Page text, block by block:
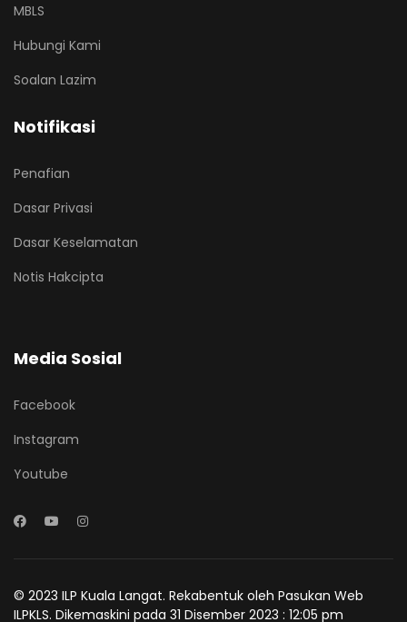
MBLS
Hubungi Kami
Soalan Lazim
Notifikasi
Penafian
Dasar Privasi
Dasar Keselamatan
Notis Hakcipta
Media Sosial
Facebook
Instagram
Youtube
© 2023 ILP Kuala Langat. Rekabentuk oleh Pasukan Web
ILPKLS. Dikemaskini pada 31 Disember 2023 : 12:05 pm